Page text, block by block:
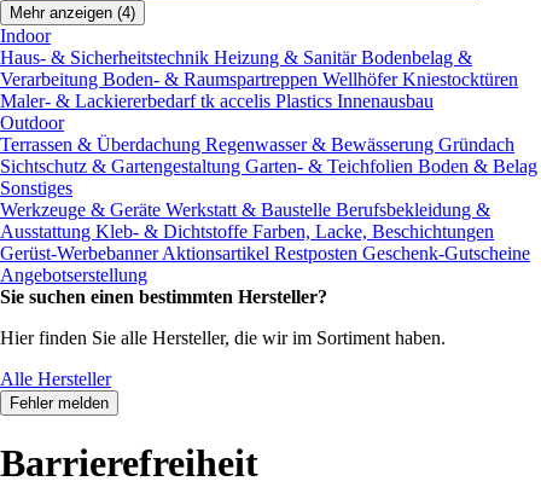
Mehr anzeigen (4)
Indoor
Haus- & Sicherheitstechnik Heizung & SanitärBodenbelag &
Verarbeitung Boden- & Raumspartreppen Wellhöfer Kniestocktüren
Maler- & Lackiererbedarftk accelis Plastics Innenausbau
Outdoor
Terrassen & Überdachung Regenwasser & Bewässerung Gründach
Sichtschutz & Gartengestaltung Garten- & Teichfolien Boden & Belag
Sonstiges
Werkzeuge & Geräte Werkstatt & Baustelle Berufsbekleidung &
Ausstattung Kleb- & Dichtstoffe Farben, Lacke, Beschichtungen
Gerüst-WerbebannerAktionsartikel Restposten Geschenk-Gutscheine
Angebotserstellung
Sie suchen einen bestimmten Hersteller?
Hier finden Sie alle Hersteller, die wir im Sortiment haben.
Alle Hersteller
Fehler melden
Barrierefreiheit